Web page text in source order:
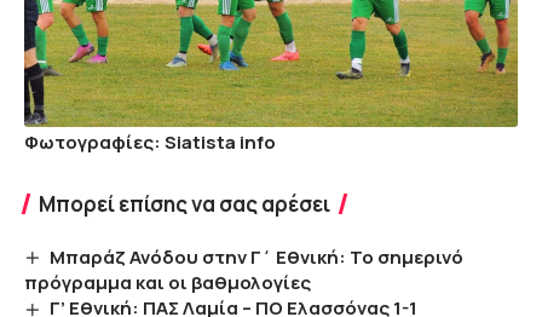
Φωτογραφίες: Siatista info
Μπορεί επίσης να σας αρέσει
Μπαράζ Ανόδου στην Γ΄ Εθνική: Το σημερινό
πρόγραμμα και οι βαθμολογίες
Γ’ Εθνική: ΠΑΣ Λαμία – ΠΟ Ελασσόνας 1-1